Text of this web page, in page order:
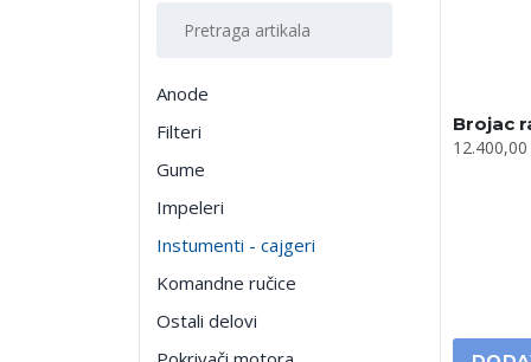
artikala
Anode
Filteri
Gume
Impeleri
Instumenti - cajgeri
Komandne ručice
Ostali delovi
Brojac
12.400,00